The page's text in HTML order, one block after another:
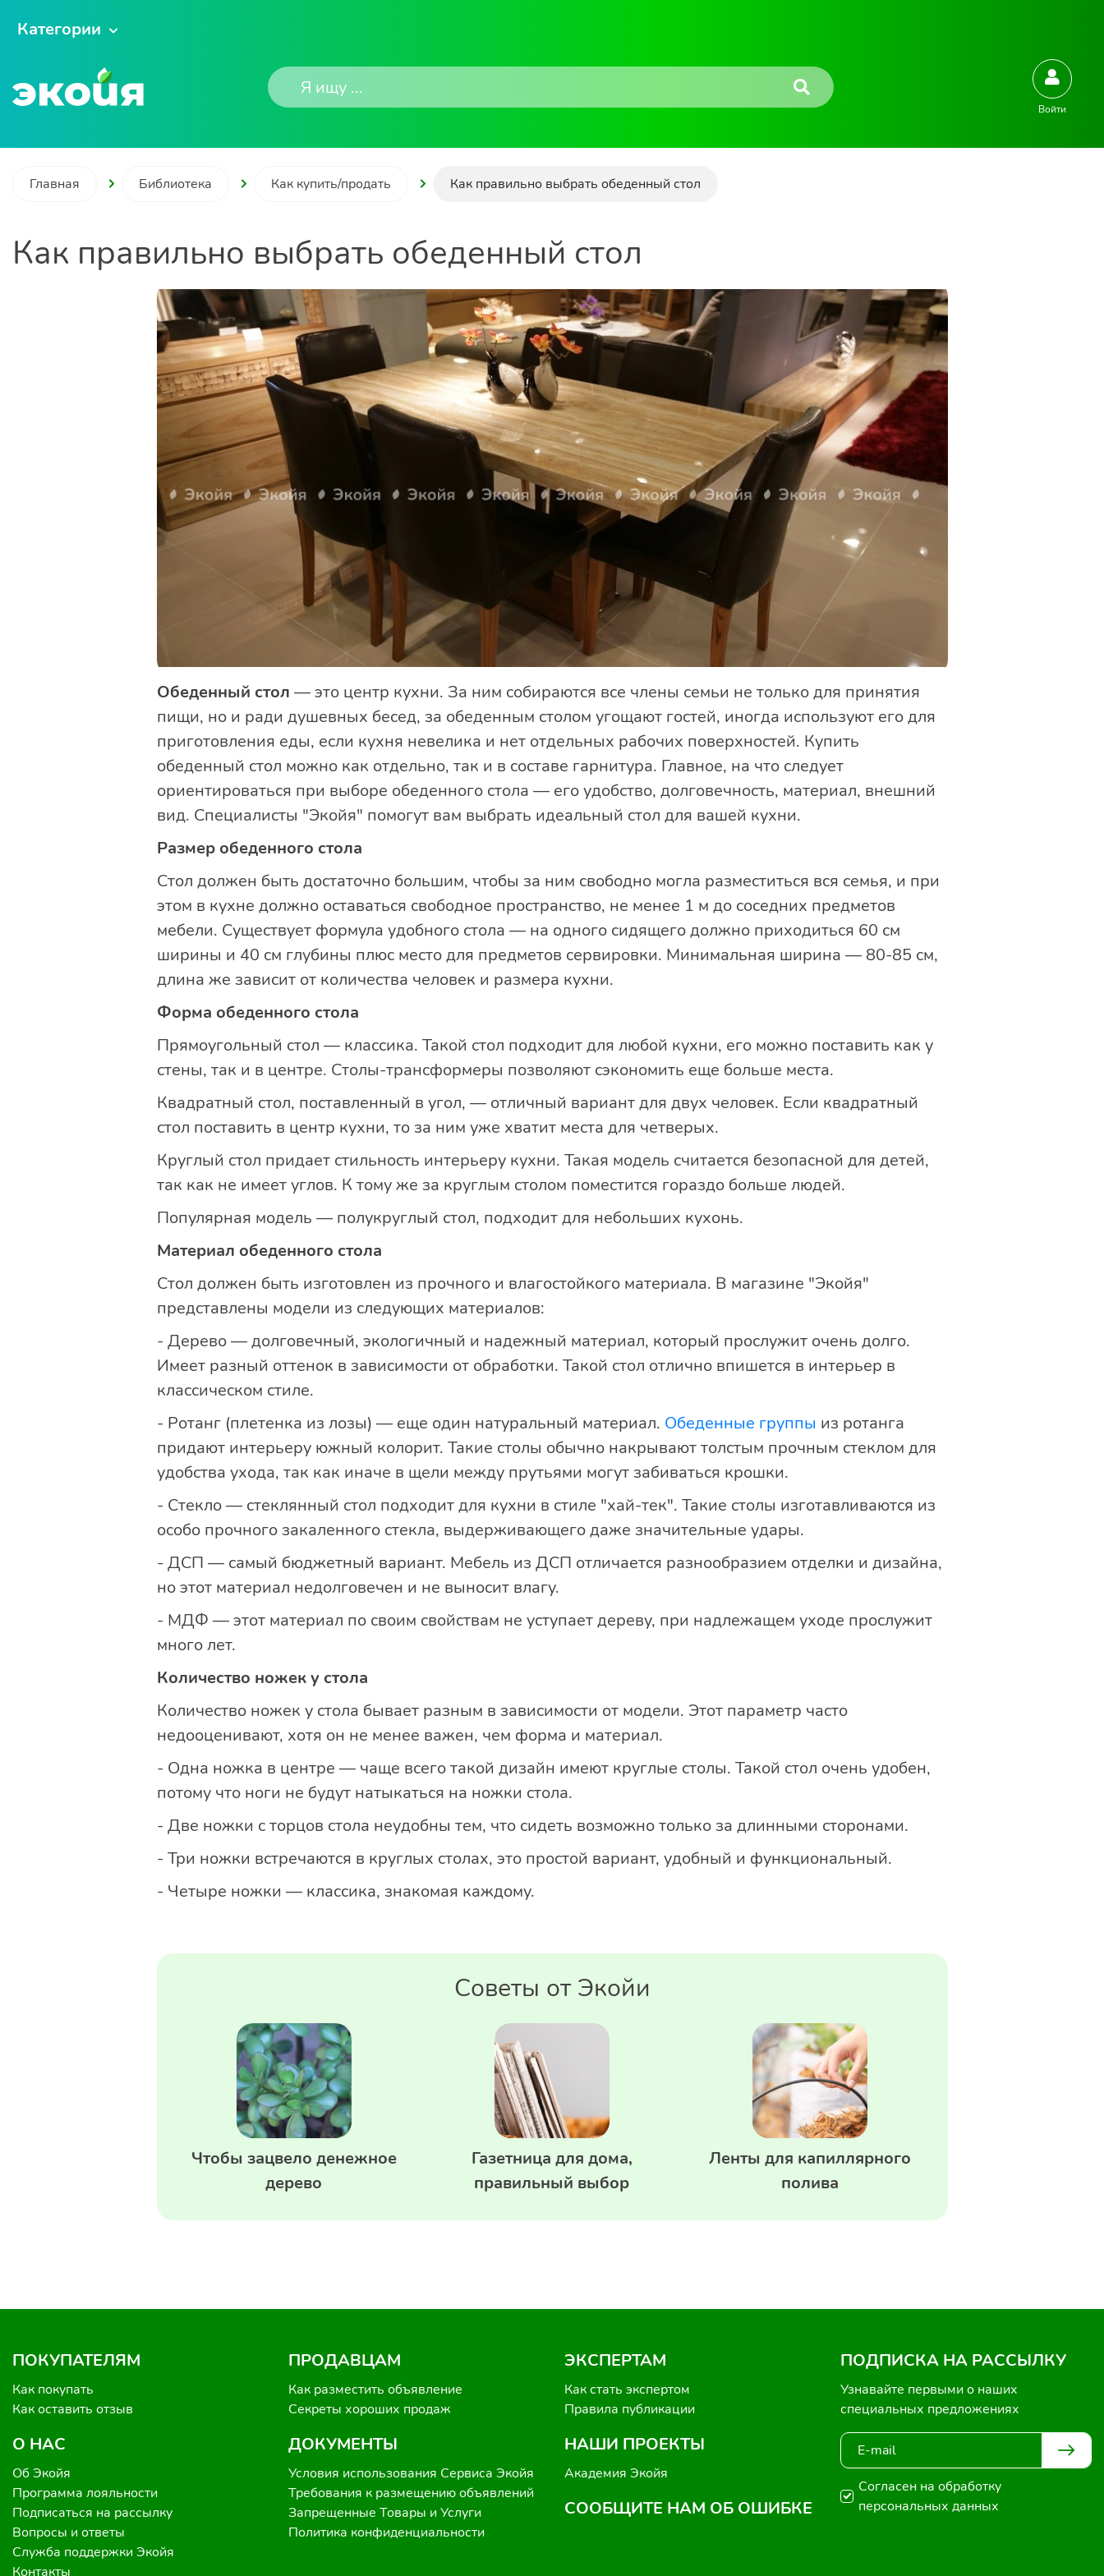
Категории
Войти
Главная Библиотека Как купить/продать Как правильно выбрать обеденный стол
Как правильно выбрать обеденный стол
Обеденный стол — это центр кухни. За ним собираются все члены семьи не только для принятия
пищи, но и ради душевных бесед, за обеденным столом угощают гостей, иногда используют его для
приготовления еды, если кухня невелика и нет отдельных рабочих поверхностей. Купить
обеденный стол можно как отдельно, так и в составе гарнитура. Главное, на что следует
ориентироваться при выборе обеденного стола — его удобство, долговечность, материал, внешний
вид. Специалисты "Экойя" помогут вам выбрать идеальный стол для вашей кухни.
Размер обеденного стола
Стол должен быть достаточно большим, чтобы за ним свободно могла разместиться вся семья, и при
этом в кухне должно оставаться свободное пространство, не менее 1 м до соседних предметов
мебели. Существует формула удобного стола — на одного сидящего должно приходиться 60 см
ширины и 40 см глубины плюс место для предметов сервировки. Минимальная ширина — 80-85 см,
длина же зависит от количества человек и размера кухни.
Форма обеденного стола
Прямоугольный стол — классика. Такой стол подходит для любой кухни, его можно поставить как у
стены, так и в центре. Столы-трансформеры позволяют сэкономить еще больше места.
Квадратный стол, поставленный в угол, — отличный вариант для двух человек. Если квадратный
стол поставить в центр кухни, то за ним уже хватит места для четверых.
Круглый стол придает стильность интерьеру кухни. Такая модель считается безопасной для детей,
так как не имеет углов. К тому же за круглым столом поместится гораздо больше людей.
Популярная модель — полукруглый стол, подходит для небольших кухонь.
Материал обеденного стола
Стол должен быть изготовлен из прочного и влагостойкого материала. В магазине "Экойя"
представлены модели из следующих материалов:
- Дерево — долговечный, экологичный и надежный материал, который прослужит очень долго.
Имеет разный оттенок в зависимости от обработки. Такой стол отлично впишется в интерьер в
классическом стиле.
- Ротанг (плетенка из лозы) — еще один натуральный материал. Обеденные группы из ротанга
придают интерьеру южный колорит. Такие столы обычно накрывают толстым прочным стеклом для
удобства ухода, так как иначе в щели между прутьями могут забиваться крошки.
- Стекло — стеклянный стол подходит для кухни в стиле "хай-тек". Такие столы изготавливаются из
особо прочного закаленного стекла, выдерживающего даже значительные удары.
- ДСП — самый бюджетный вариант. Мебель из ДСП отличается разнообразием отделки и дизайна,
но этот материал недолговечен и не выносит влагу.
- МДФ — этот материал по своим свойствам не уступает дереву, при надлежащем уходе прослужит
много лет.
Количество ножек у стола
Количество ножек у стола бывает разным в зависимости от модели. Этот параметр часто
недооценивают, хотя он не менее важен, чем форма и материал.
- Одна ножка в центре — чаще всего такой дизайн имеют круглые столы. Такой стол очень удобен,
потому что ноги не будут натыкаться на ножки стола.
- Две ножки с торцов стола неудобны тем, что сидеть возможно только за длинными сторонами.
- Три ножки встречаются в круглых столах, это простой вариант, удобный и функциональный.
- Четыре ножки — классика, знакомая каждому.
Советы от Экойи
Чтобы зацвело денежное
дерево
Газетница для дома,
правильный выбор
Ленты для капиллярного
полива
ПОКУПАТЕЛЯМ
Как покупать
Как оставить отзыв
О НАС
Об Экойя
Программа лояльности
Подписаться на рассылку
Вопросы и ответы
Служба поддержки Экойя
Контакты
ПРОДАВЦАМ
Как разместить объявление
Секреты хороших продаж
ДОКУМЕНТЫ
Условия использования Сервиса Экойя
Требования к размещению объявлений
Запрещенные Товары и Услуги
Политика конфиденциальности
ЭКСПЕРТАМ
Как стать экспертом
Правила публикации
НАШИ ПРОЕКТЫ
Академия Экойя
СООБЩИТЕ НАМ ОБ ОШИБКЕ
ПОДПИСКА НА РАССЫЛКУ
Узнавайте первыми о наших
специальных предложениях
Согласен на обработку
персональных данных